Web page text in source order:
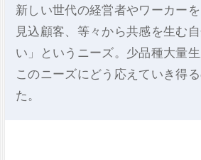
新しい世代の経営者やワーカー
見込顧客、等々から共感を生む
い」というニーズ。少品種大量
このニーズにどう応えていき得
た。